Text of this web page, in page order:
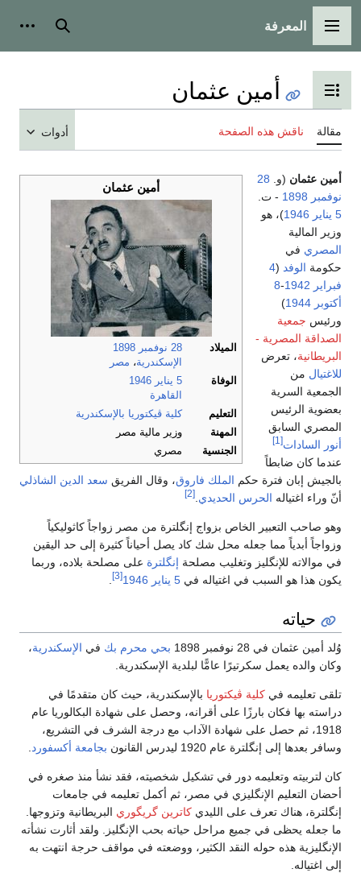
القائمة الرئيسية
المعرفة بحث
تبديل عرض جدول المحتويات
أمين عثمان
مقالة ناقش هذه الصفحة أدوات
أمين عثمان
الميلاد 28 نوفمبر
1898
الإسكندرية، مصر
الوفاة
5 يناير
1946
القاهرة
التعليم
كلية ڤيكتوريا بالإسكندرية
المهنة
وزير مالية مصر
الجنسية
مصري
أمين عثمان (و. 28
نوفمبر 1898 - ت.
5 يناير
1946)، هو
وزير المالية
المصري في
حكومة الوفد (
4
فبراير 1942
-
8
أكتوبر 1944
)
ورئيس جمعية
الصداقة المصرية -
البريطانية، تعرض
للاغتيال من
الجمعية السرية
بعضوية الرئيس
المصري السابق
أنور السادات[1]
عندما كان ضابطاً
بالجيش إبان فترة حكم الملك فاروق، وقال الفريق سعد الدين الشاذلي
أنّ وراء اغتياله الحرس الحديدي [2]
وهو صاحب التعبير الخاص بزواج إنگلترة من مصر زواجاً كاثوليكياً
وزواجاً أبدياً مما جعله محل شك كاد يصل أحياناً كثيرة إلى حد اليقين
في موالاته للإنگليز وتغليب مصلحة إنگلترة على مصلحة بلاده، وربما
يكون هذا هو السبب في اغتياله في 5 يناير 1946
[3]
حياته
وُلد أمين عثمان في 28 نوفمبر 1898 بحي محرم بك في الإسكندرية،
وكان والده يعمل سكرتيرًا عامًّا لبلدية الإسكندرية.
تلقى تعليمه في كلية ڤيكتوريا بالإسكندرية، حيث كان متقدمًا في
دراسته بها فكان بارزًا على أقرانه، وحصل على شهادة البكالوريا عام
1918، ثم حصل على شهادة الآداب مع درجة الشرف في التشريع،
وسافر بعدها إلى إنگلترة عام 1920 ليدرس القانون
بجامعة أكسفورد.
كان لتربيته وتعليمه دور في تشكيل شخصيته، فقد نشأ منذ صغره في
أحضان التعليم الإنگليزي في مصر، ثم أكمل تعليمه في جامعات
إنگلترة، هناك تعرف على الليدي كاترين گريگوري البريطانية وتزوجها.
ما جعله يحظى في جميع مراحل حياته بحب الإنگليز. ولقد أثارت نشأته
الإنگليزية هذه حوله النقد الكثير، ووضعته في مواقف حرجة انتهت به
إلى اغتياله.